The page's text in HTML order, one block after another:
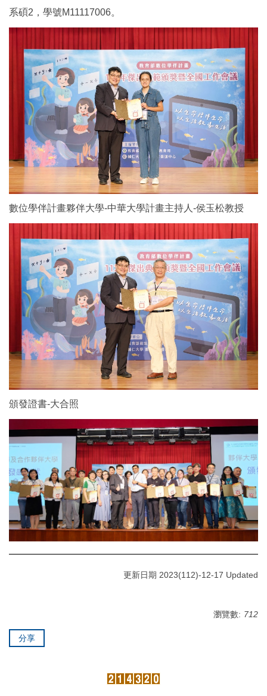
系碩2，學號M11117006。
數位學伴計畫夥伴大學-中華大學計畫主持人-侯玉松教授
頒發證書-大合照
更新日期 2023(112)-12-17 Updated
瀏覽數: 712
分享